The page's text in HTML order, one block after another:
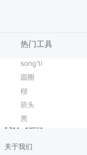
吹风机
日程
生日蛋糕
签名
风扇
song'ti
圆圈
楷
箭头
黑
女装品牌海报爆款设计
个人名片
产品优势
微信公众号首图
旅游直播
可爱风头像
咖啡日
世界地球日宣传
国际禁毒日配图
消杀通知模板
热门工具
图片翻译
支持与服务
关于我们